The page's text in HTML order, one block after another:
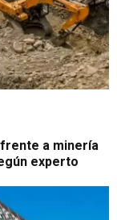
frente a minería
experto